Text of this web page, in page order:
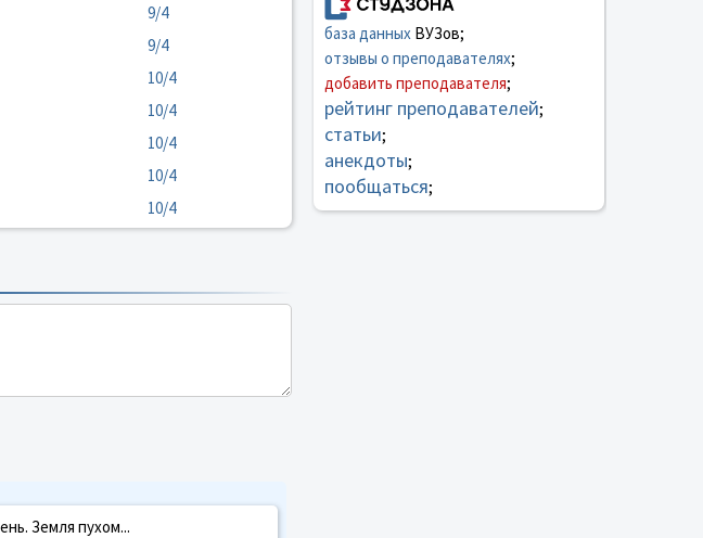
9/4
9/4
10/4
10/4
10/4
10/4
10/4
Земля пухом...
база данныхВУЗов;
отзывы о преподавателях;
добавить преподавателя;
рейтинг преподавателей;
статьи;
анекдоты;
пообщаться;